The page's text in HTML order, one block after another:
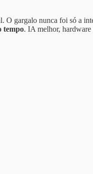
O gargalo nunca foi só a
tempo. IA melhor, hardware